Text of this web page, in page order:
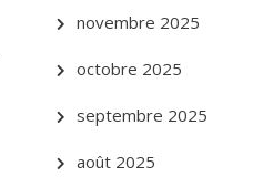
novembre 2025
octobre 2025
septembre 2025
août 2025